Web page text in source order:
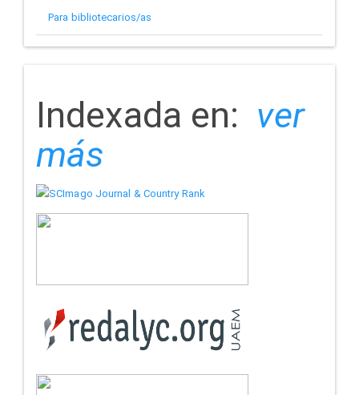
Para bibliotecarios/as
indizada
Indexada en: ver
más